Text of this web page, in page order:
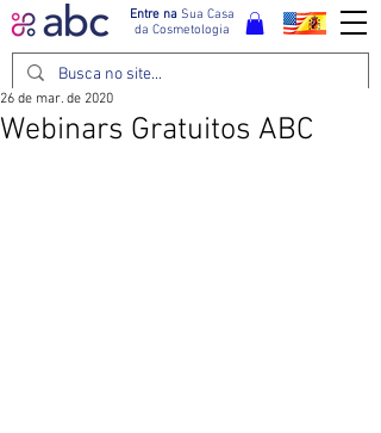
Entre naSua Casa
da Cosmetologia
Webinars Gratuitos ABC
26 de mar. de 2020